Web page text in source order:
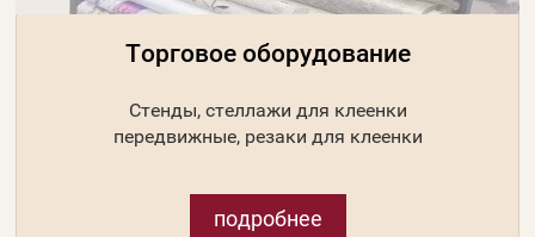
Торговое оборудование
Стенды, стеллажи для клеенки
передвижные, резаки для клеенки
подробнее